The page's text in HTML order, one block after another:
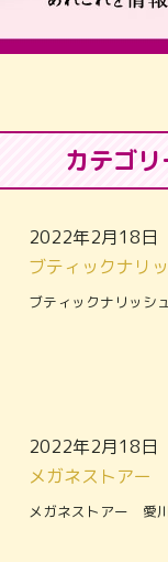
カテゴ
2022年2月18日
ブティックナリ
ブティックナリッシュ
2022年2月18日
メガネストアー
メガネストアー 愛